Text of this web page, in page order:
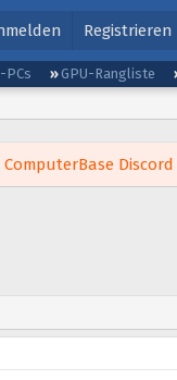
Registrieren
PCs GPU-Rangliste
ComputerBase Discord